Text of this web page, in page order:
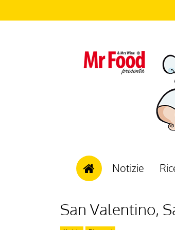
Notizie
San Valentino,